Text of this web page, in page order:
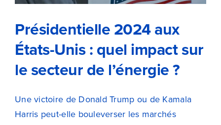
Présidentielle 2024 aux
États-Unis : quel impact sur
le secteur de l’énergie ?
Une victoire de Donald Trump ou de Kamala
Harris peut-elle bouleverser les marchés